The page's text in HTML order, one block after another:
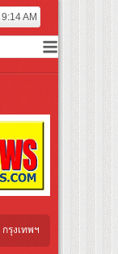
AM
ศิลปินชั้นนำ พร้อมกาล่าไน